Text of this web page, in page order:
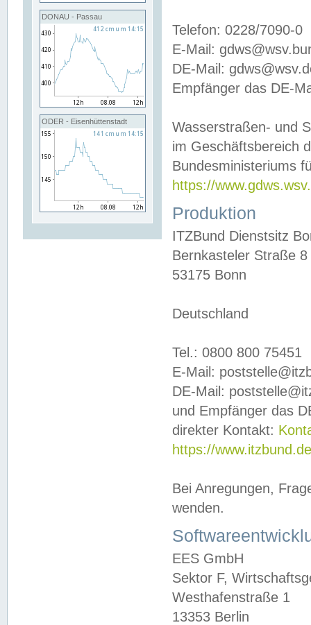
DONAU - Passau
ODER - Eisenhüttenstadt
Telefon: 0228/7090-0
E-Mail:
DE-Mail:
Empfänger das DE-
Wasserstraßen- und
im Geschäftsbereich
Bundesministeriums
https://
Produktion
ITZBund Dienstsitz
Bernkasteler Straße 8
53175 Bonn
Deutschland
Tel.: 0800 800 75451
E-Mail:
DE-Mail:
und Empfänger das
direkter Kontakt:
https://
Bei Anregungen,
wenden.
EES GmbH
Sektor F,
Westhafenstraße 1
13353 Berlin